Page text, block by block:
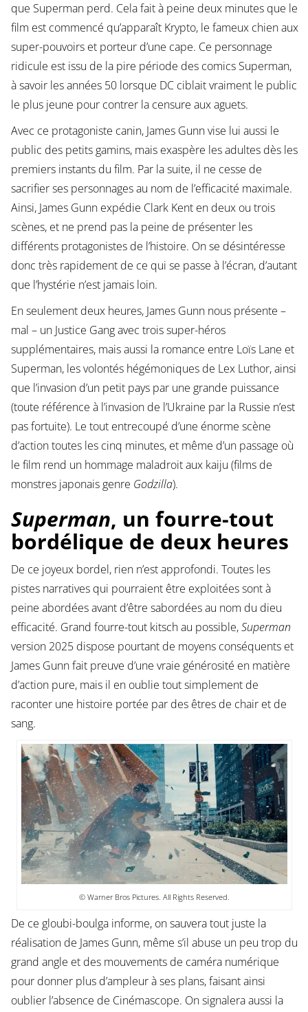
que Superman perd. Cela fait à peine deux minutes que le
film est commencé qu’apparaît Krypto, le fameux chien aux
super-pouvoirs et porteur d’une cape. Ce personnage
ridicule est issu de la pire période des comics Superman,
à savoir les années 50 lorsque DC ciblait vraiment le public
le plus jeune pour contrer la censure aux aguets.
Avec ce protagoniste canin, James Gunn vise lui aussi le
public des petits gamins, mais exaspère les adultes dès les
premiers instants du film. Par la suite, il ne cesse de
sacrifier ses personnages au nom de l’efficacité maximale.
Ainsi, James Gunn expédie Clark Kent en deux ou trois
scènes, et ne prend pas la peine de présenter les
différents protagonistes de l’histoire. On se désintéresse
donc très rapidement de ce qui se passe à l’écran, d’autant
que l’hystérie n’est jamais loin.
En seulement deux heures, James Gunn nous présente –
mal – un Justice Gang avec trois super-héros
supplémentaires, mais aussi la romance entre Loïs Lane et
Superman, les volontés hégémoniques de Lex Luthor, ainsi
que l’invasion d’un petit pays par une grande puissance
(toute référence à l’invasion de l’Ukraine par la Russie n’est
pas fortuite). Le tout entrecoupé d’une énorme scène
d’action toutes les cinq minutes, et même d’un passage où
le film rend un hommage maladroit aux kaiju (films de
monstres japonais genre Godzilla).
Superman, un fourre-tout
bordélique de deux heures
De ce joyeux bordel, rien n’est approfondi. Toutes les
pistes narratives qui pourraient être exploitées sont à
peine abordées avant d’être sabordées au nom du dieu
efficacité. Grand fourre-tout kitsch au possible,Superman
version 2025 dispose pourtant de moyens conséquents et
James Gunn fait preuve d’une vraie générosité en matière
d’action pure, mais il en oublie tout simplement de
raconter une histoire portée par des êtres de chair et de
sang.
© Warner Bros Pictures. All Rights Reserved.
De ce gloubi-boulga informe, on sauvera tout juste la
réalisation de James Gunn, même s’il abuse un peu trop du
grand angle et des mouvements de caméra numérique
pour donner plus d’ampleur à ses plans, faisant ainsi
oublier l’absence de Cinémascope. On signalera aussi la